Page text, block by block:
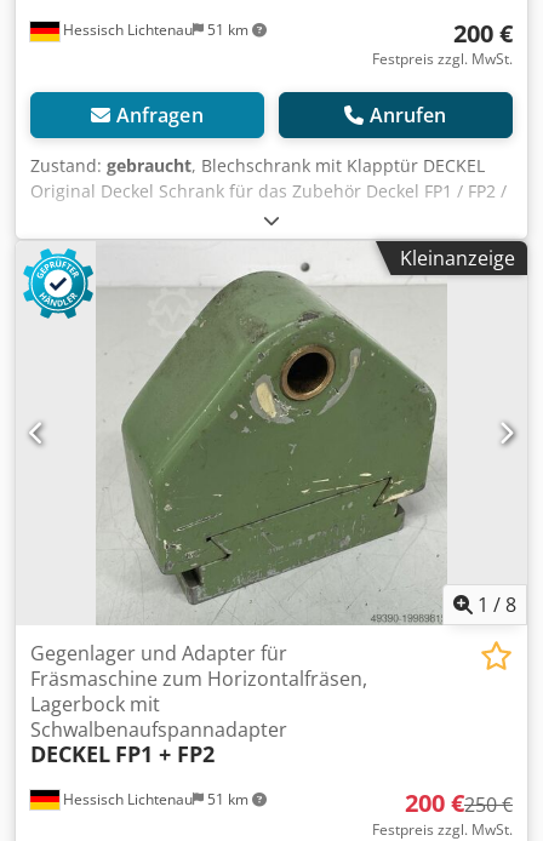
Hessisch Lichtenau 51 km 200 €
Festpreis zzgl. MwSt.
Anfragen Anrufen
Zustand: gebraucht, Blechschrank mit Klapptür DECKEL
Original Deckel Schrank für das Zubehör Deckel FP1 / FP2 /
FP3 mit 2 Schubböden ohne Inhalt Länge: 1000 mm
Crodpfxsznn Hxs Apmef Breite: 750 mm Höhe: 960 mm
Kleinanzeige
1 /8
Hessisch Lichtenau 51 km
Gegenlager und Adapter für
Fräsmaschine zum Horizontalfräsen,
Lagerbock mit
Schwalbenaufspannadapter
DECKEL FP1 + FP2
200 €250 €
Festpreis zzgl. MwSt.